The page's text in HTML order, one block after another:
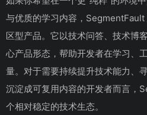
与优质的学习内容，
区型产品。它以技术问答、技术博
心产品形态，帮助开发者在学习、
量。对于需要持续提升技术能力、
沉淀成可复用内容的开发者而言，
个相对稳定的技术生态。